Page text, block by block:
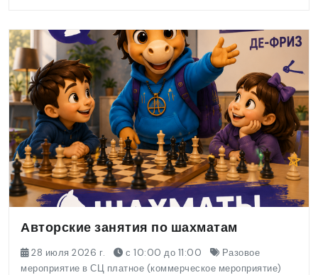
Авторские занятия по шахматам
28 июля 2026 г. с 10:00 до 11:00
Разовое
мероприятие в СЦ платное (коммерческое мероприятие)